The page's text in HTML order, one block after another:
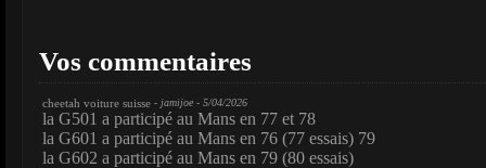
Vos commentaires
cheetah voiture suisse - jamijoe - 5/04/2026
la G501 a participé au Mans en 77 et 78
la G601 a participé au Mans en 76 (77 essais) 79
la G602 a participé au Mans en 79 (80 essais)